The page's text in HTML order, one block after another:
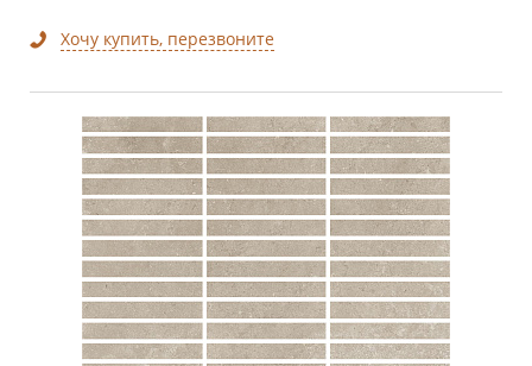
Хочу купить, перезвоните